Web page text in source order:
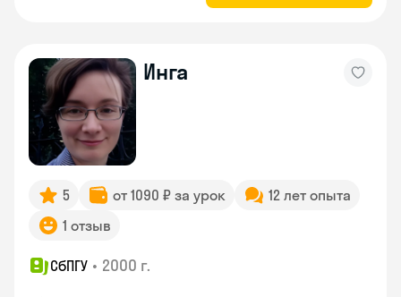
Инга
5 от 1090 ₽ за урок
12 лет опыта
1 отзыв
СбПГУ • 2000 г.